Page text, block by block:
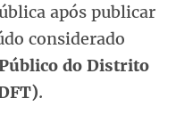
após publicar
considerado
do Distrito
.